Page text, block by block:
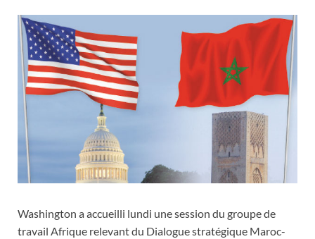
Washington a accueilli lundi une session du groupe de
travail Afrique relevant du Dialogue stratégique Maroc-